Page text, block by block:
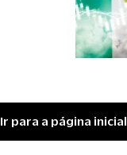
Ir para a página inicial